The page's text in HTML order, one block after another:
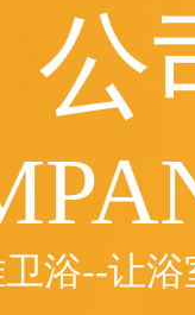
公
浴--让